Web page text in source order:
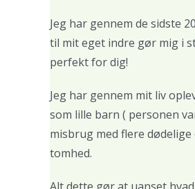
Jeg har gennem de sidste
til mit eget indre gør mig i
perfekt for dig!
Jeg har gennem mit liv
som lille barn ( personen
misbrug med flere
tomhed.
Alt dette gør at uanset